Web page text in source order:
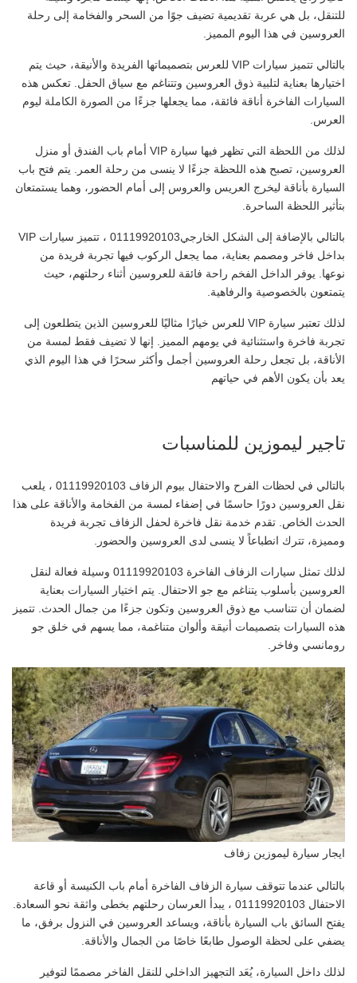
للتنقل، بل هي عربة تقديمية تضيف جوًا من السحر والفخامة إلى رحلة
العروسين في هذا اليوم المميز.
بالتالي تتميز سيارات VIP للعرس بتصميماتها الفريدة والأنيقة، حيث يتم
اختيارها بعناية لتلبية ذوق العروسين وتتناغم مع سياق الحفل. تعكس هذه
السيارات الفاخرة أناقة فائقة، مما يجعلها جزءًا من الصورة الكاملة ليوم
العرس.
لذلك من اللحظة التي تظهر فيها سيارة VIP أمام باب الفندق أو منزل
العروسين، تصبح هذه اللحظة جزءًا لا ينسى من رحلة العمر. يتم فتح باب
السيارة بأناقة ليخرج العريس والعروس إلى أمام الحضور، وهما يستمتعان
بتأثير اللحظة الساحرة.
بالتالي بالإضافة إلى الشكل الخارجي01119920103 ، تتميز سيارات VIP
بداخل فاخر ومصمم بعناية، مما يجعل الركوب فيها تجربة فريدة من
نوعها. يوفر الداخل الفخم راحة فائقة للعروسين أثناء رحلتهم، حيث
يتمتعون بالخصوصية والرفاهية.
لذلك تعتبر سيارة VIP للعرس خيارًا مثاليًا للعروسين الذين يتطلعون إلى
تجربة فاخرة واستثنائية في يومهم المميز. إنها لا تضيف فقط لمسة من
الأناقة، بل تجعل رحلة العروسين أجمل وأكثر سحرًا في هذا اليوم الذي
يعد بأن يكون الأهم في حياتهم
تاجير ليموزين للمناسبات
بالتالي في لحظات الفرح والاحتفال بيوم الزفاف 01119920103 ، يلعب
نقل العروسين دورًا حاسمًا في إضفاء لمسة من الفخامة والأناقة على هذا
الحدث الخاص. تقدم خدمة نقل فاخرة لحفل الزفاف تجربة فريدة
ومميزة، تترك انطباعاً لا ينسى لدى العروسين والحضور.
لذلك تمثل سيارات الزفاف الفاخرة 01119920103 وسيلة فعالة لنقل
العروسين بأسلوب يتناغم مع جو الاحتفال. يتم اختيار السيارات بعناية
لضمان أن تتناسب مع ذوق العروسين وتكون جزءًا من جمال الحدث. تتميز
هذه السيارات بتصميمات أنيقة وألوان متناغمة، مما يسهم في خلق جو
رومانسي وفاخر.
ايجار سيارة ليموزين زفاف
بالتالي عندما تتوقف سيارة الزفاف الفاخرة أمام باب الكنيسة أو قاعة
الاحتفال 01119920103 ، يبدأ العرسان رحلتهم بخطى واثقة نحو السعادة.
يفتح السائق باب السيارة بأناقة، ويساعد العروسين في النزول برفق، ما
يضفي على لحظة الوصول طابعًا خاصًا من الجمال والأناقة.
لذلك داخل السيارة، يُعَد التجهيز الداخلي للنقل الفاخر مصممًا لتوفير